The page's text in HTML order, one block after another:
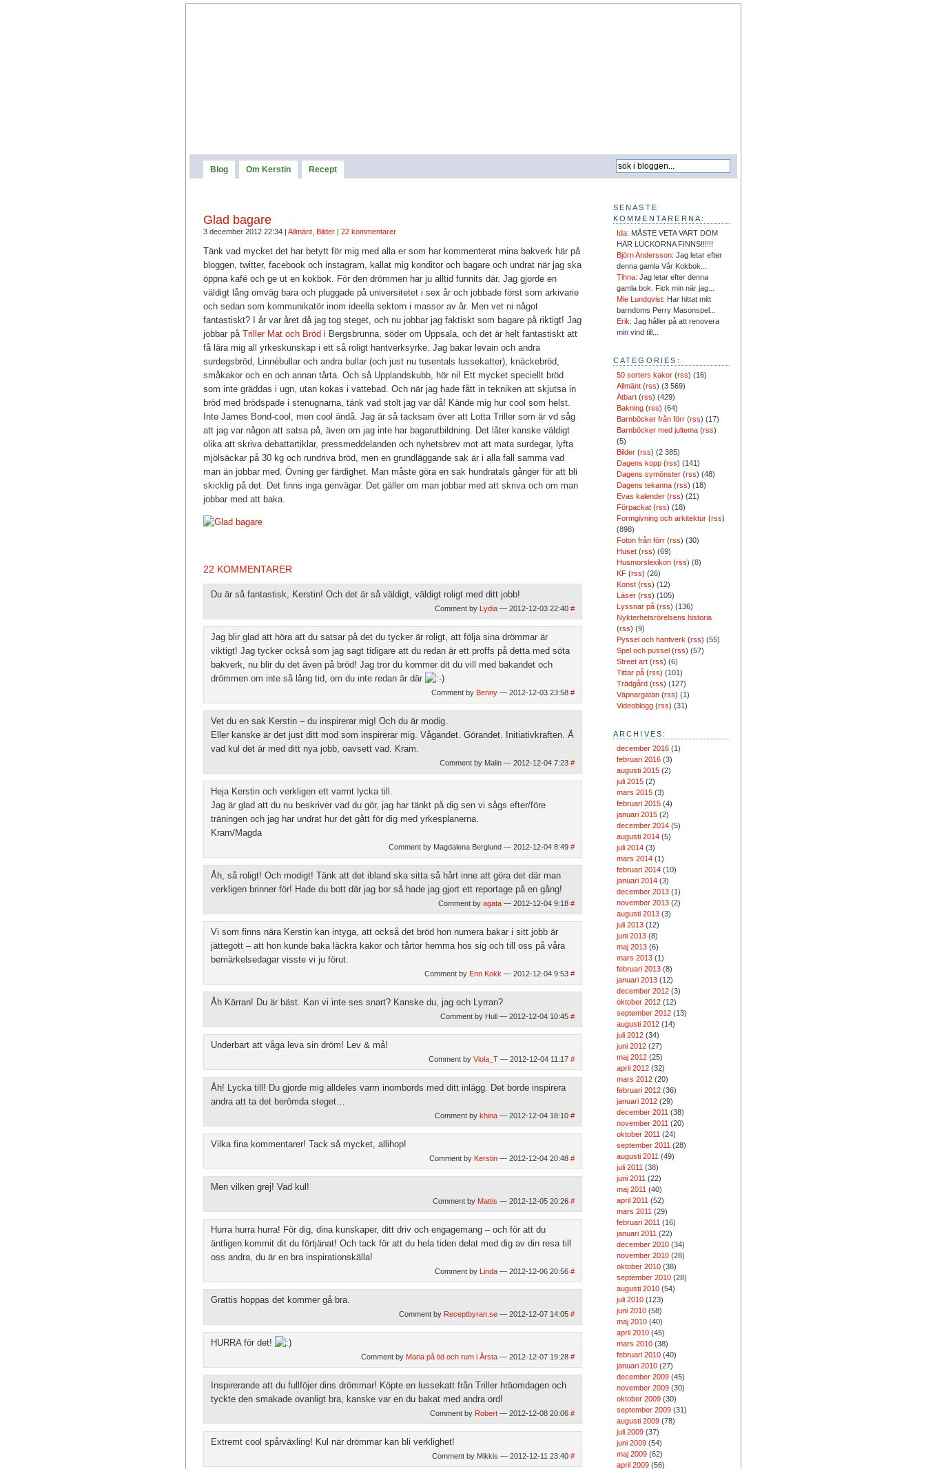
Blog Om Kerstin Recept
Glad bagare
3 december 2012 22:34 | Allmänt, Bilder| 22 kommentarer
Tänk vad mycket det har betytt för mig med alla er som har kommenterat mina bakverk här på
bloggen, twitter, facebook och instagram, kallat mig konditor och bagare och undrat när jag ska
öppna kafé och ge ut en kokbok. För den drömmen har ju alltid funnits där. Jag gjorde en
väldigt lång omväg bara och pluggade på universitetet i sex år och jobbade först som arkivarie
och sedan som kommunikatör inom ideella sektorn i massor av år. Men vet ni något
fantastiskt? I år var året då jag tog steget, och nu jobbar jag faktiskt som bagare på riktigt! Jag
jobbar på Triller Mat och Bröd i Bergsbrunna, söder om Uppsala, och det är helt fantastiskt att
få lära mig all yrkeskunskap i ett så roligt hantverksyrke. Jag bakar levain och andra
surdegsbröd, Linnébullar och andra bullar (och just nu tusentals lussekatter), knäckebröd,
småkakor och en och annan tårta. Och så Upplandskubb, hör ni! Ett mycket speciellt bröd
som inte gräddas i ugn, utan kokas i vattebad. Och när jag hade fått in tekniken att skjutsa in
bröd med brödspade i stenugnarna, tänk vad stolt jag var då! Kände mig hur cool som helst.
Inte James Bond-cool, men cool ändå. Jag är så tacksam över att Lotta Triller som är vd såg
att jag var någon att satsa på, även om jag inte har bagarutbildning. Det låter kanske väldigt
olika att skriva debattartiklar, pressmeddelanden och nyhetsbrev mot att mata surdegar, lyfta
mjölsäckar på 30 kg och rundriva bröd, men en grundläggande sak är i alla fall samma vad
man än jobbar med. Övning ger färdighet. Man måste göra en sak hundratals gånger för att bli
skicklig på det. Det finns inga genvägar. Det gäller om man jobbar med att skriva och om man
jobbar med att baka.
22 KOMMENTARER
Du är så fantastisk, Kerstin! Och det är så väldigt, väldigt roligt med ditt jobb!
Comment by Lydia— 2012-12-03 22:40 #
Jag blir glad att höra att du satsar på det du tycker är roligt, att följa sina drömmar är
viktigt! Jag tycker också som jag sagt tidigare att du redan är ett proffs på detta med söta
bakverk, nu blir du det även på bröd! Jag tror du kommer dit du vill med bakandet och
drömmen om inte så lång tid, om du inte redan är där
Comment by Benny— 2012-12-03 23:58 #
Vet du en sak Kerstin – du inspirerar mig! Och du är modig.
Eller kanske är det just ditt mod som inspirerar mig. Vågandet. Görandet. Initiativkraften. Å
vad kul det är med ditt nya jobb, oavsett vad. Kram.
Comment by Malin — 2012-12-04 7:23 #
Heja Kerstin och verkligen ett varmt lycka till.
Jag är glad att du nu beskriver vad du gör, jag har tänkt på dig sen vi sågs efter/före
träningen och jag har undrat hur det gått för dig med yrkesplanerna.
Kram/Magda
Comment by Magdalena Berglund — 2012-12-04 8:49 #
Åh, så roligt! Och modigt! Tänk att det ibland ska sitta så hårt inne att göra det där man
verkligen brinner för! Hade du bott där jag bor så hade jag gjort ett reportage på en gång!
Comment by agata— 2012-12-04 9:18 #
Vi som finns nära Kerstin kan intyga, att också det bröd hon numera bakar i sitt jobb är
jättegott – att hon kunde baka läckra kakor och tårtor hemma hos sig och till oss på våra
bemärkelsedagar visste vi ju förut.
Comment by Enn Kokk — 2012-12-04 9:53 #
Åh Kärran! Du är bäst. Kan vi inte ses snart? Kanske du, jag och Lyrran?
Comment by Hull — 2012-12-04 10:45 #
Underbart att våga leva sin dröm! Lev & må!
Comment by Viola_T— 2012-12-04 11:17 #
Åh! Lycka till! Du gjorde mig alldeles varm inombords med ditt inlägg. Det borde inspirera
andra att ta det berömda steget…
Comment by khina— 2012-12-04 18:10 #
Vilka fina kommentarer! Tack så mycket, allihop!
Comment by Kerstin— 2012-12-04 20:48 #
Men vilken grej! Vad kul!
Comment by Mattis — 2012-12-05 20:26 #
Hurra hurra hurra! För dig, dina kunskaper, ditt driv och engagemang – och för att du
äntligen kommit dit du förtjänat! Och tack för att du hela tiden delat med dig av din resa till
oss andra, du är en bra inspirationskälla!
Comment by Linda— 2012-12-06 20:56 #
Grattis hoppas det kommer gå bra.
Comment by Receptbyran.se— 2012-12-07 14:05 #
HURRA för det!
Comment by Maria på tid och rum i Årsta— 2012-12-07 19:28 #
Inspirerande att du fullföjer dins drömmar! Köpte en lussekatt från Triller hräomdagen och
tyckte den smakade ovanligt bra, kanske var en du bakat med andra ord!
Comment by Robert— 2012-12-08 20:06 #
Extremt cool spårväxling! Kul när drömmar kan bli verklighet!
Comment by Mikkis — 2012-12-11 23:40 #
SENASTE
KOMMENTARERNA:
Ida: MÅSTE VETA VART DOM
HÄR LUCKORNA FINNS!!!!!!
Björn Andersson: Jag letar efter
denna gamla Vår Kokbok...
Tihna: Jag letar efter denna
gamla bok. Fick min när jag...
Mie Lundqvist: Har hittat mitt
barndoms Perry Masonspel...
Erik: Jag håller på att renovera
min vind till...
CATEGORIES:
50 sorters kakor(rss) (16)
Allmänt(rss) (3 569)
Ätbart(rss) (429)
Bakning(rss) (64)
Barnböcker från förr(rss) (17)
Barnböcker med jultema(rss)
(5)
Bilder(rss) (2 385)
Dagens kopp(rss) (141)
Dagens symönster(rss) (48)
Dagens tekanna(rss) (18)
Evas kalender(rss) (21)
Förpackat(rss) (18)
Formgivning och arkitektur(rss)
(898)
Foton från förr(rss) (30)
Huset(rss) (69)
Husmorslexikon(rss) (8)
KF(rss) (26)
Konst(rss) (12)
Läser(rss) (105)
Lyssnar på(rss) (136)
Nykterhetsrörelsens historia
(rss) (9)
Pyssel och hantverk (rss) (55)
Spel och pussel(rss) (57)
Street art(rss) (6)
Tittar på(rss) (101)
Trädgård(rss) (127)
Väpnargatan(rss) (1)
Videoblogg(rss) (31)
ARCHIVES:
december 2016(1)
februari 2016(3)
augusti 2015(2)
juli 2015(2)
mars 2015(3)
februari 2015(4)
januari 2015(2)
december 2014(5)
augusti 2014(5)
juli 2014(3)
mars 2014(1)
februari 2014(10)
januari 2014(3)
december 2013(1)
november 2013(2)
augusti 2013(3)
juli 2013(12)
juni 2013(8)
maj 2013(6)
mars 2013(1)
februari 2013(8)
januari 2013(12)
december 2012(3)
oktober 2012(12)
september 2012(13)
augusti 2012(14)
juli 2012(34)
juni 2012(27)
maj 2012(25)
april 2012(32)
mars 2012(20)
februari 2012(36)
januari 2012(29)
december 2011 (38)
november 2011 (20)
oktober 2011 (24)
september 2011 (28)
augusti 2011 (49)
juli 2011 (38)
juni 2011 (22)
maj 2011 (40)
april 2011 (52)
mars 2011 (29)
februari 2011 (16)
januari 2011 (22)
december 2010(34)
november 2010(28)
oktober 2010(38)
september 2010(28)
augusti 2010(54)
juli 2010(123)
juni 2010(58)
maj 2010(40)
april 2010(45)
mars 2010(38)
februari 2010(40)
januari 2010(27)
december 2009(45)
november 2009(30)
oktober 2009(30)
september 2009(31)
augusti 2009(78)
juli 2009(37)
juni 2009(54)
maj 2009(62)
april 2009(56)